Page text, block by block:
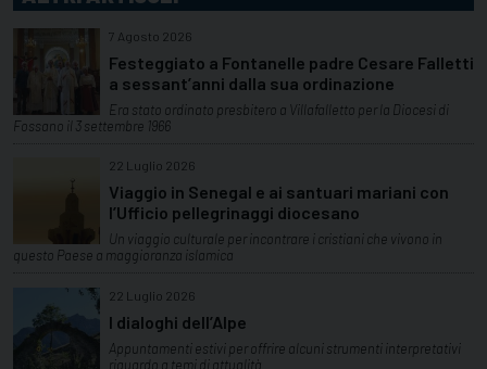
7 Agosto 2026
Festeggiato a Fontanelle padre Cesare Falletti
a sessant’anni dalla sua ordinazione
Era stato ordinato presbitero a Villafalletto per la Diocesi di
Fossano il 3 settembre 1966
22 Luglio 2026
Viaggio in Senegal e ai santuari mariani con
l’Ufficio pellegrinaggi diocesano
Un viaggio culturale per incontrare i cristiani che vivono in
questo Paese a maggioranza islamica
22 Luglio 2026
I dialoghi dell’Alpe
Appuntamenti estivi per offrire alcuni strumenti interpretativi
riguardo a temi di attualità